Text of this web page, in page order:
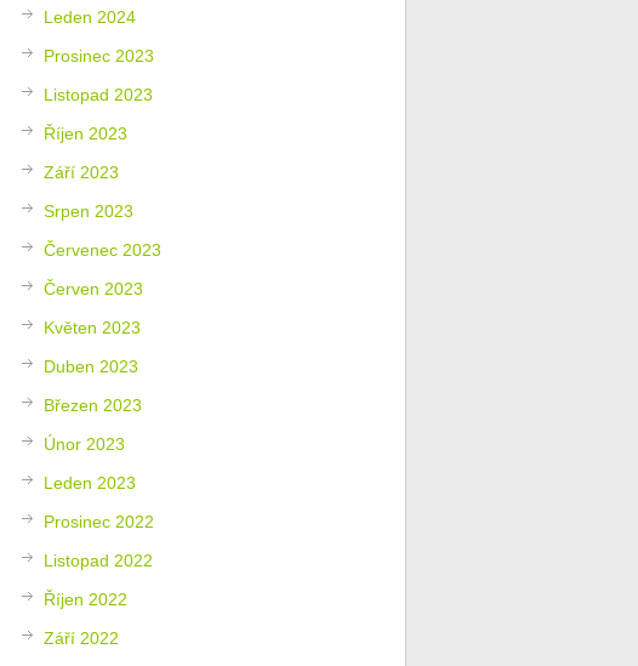
Leden 2024
Prosinec 2023
Listopad 2023
Říjen 2023
Září 2023
Srpen 2023
Červenec 2023
Červen 2023
Květen 2023
Duben 2023
Březen 2023
Únor 2023
Leden 2023
Prosinec 2022
Listopad 2022
Říjen 2022
Září 2022